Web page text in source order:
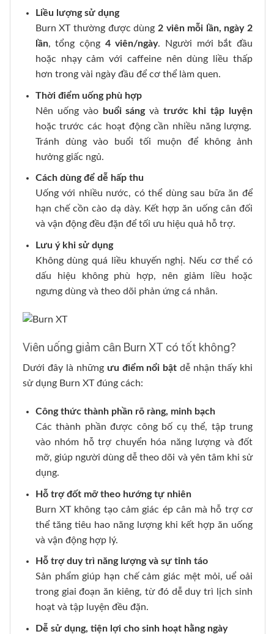
Liều lượng sử dụng
Burn XT thường được dùng 2 viên mỗi lần, ngày 2
lần, tổng cộng 4 viên/ngày. Người mới bắt đầu
hoặc nhạy cảm với caffeine nên dùng liều thấp
hơn trong vài ngày đầu để cơ thể làm quen.
Thời điểm uống phù hợp
Nên uống vào buổi sángvàtrước khi tập luyện
hoặc trước các hoạt động cần nhiều năng lượng.
Tránh dùng vào buổi tối muộn để không ảnh
hưởng giấc ngủ.
Cách dùng để dễ hấp thu
Uống với nhiều nước, có thể dùng sau bữa ăn để
hạn chế cồn cào dạ dày. Kết hợp ăn uống cân đối
và vận động đều đặn để tối ưu hiệu quả hỗ trợ.
Lưu ý khi sử dụng
Không dùng quá liều khuyến nghị. Nếu cơ thể có
dấu hiệu không phù hợp, nên giảm liều hoặc
ngưng dùng và theo dõi phản ứng cá nhân.
Viên uống giảm cân Burn XT có tốt không?
Dưới đây là những ưu điểm nổi bật dễ nhận thấy khi
sử dụng Burn XT đúng cách:
Công thức thành phần rõ ràng, minh bạch
Các thành phần được công bố cụ thể, tập trung
vào nhóm hỗ trợ chuyển hóa năng lượng và đốt
mỡ, giúp người dùng dễ theo dõi và yên tâm khi sử
dụng.
Hỗ trợ đốt mỡ theo hướng tự nhiên
Burn XT không tạo cảm giác ép cân mà hỗ trợ cơ
thể tăng tiêu hao năng lượng khi kết hợp ăn uống
và vận động hợp lý.
Hỗ trợ duy trì năng lượng và sự tỉnh táo
Sản phẩm giúp hạn chế cảm giác mệt mỏi, uể oải
trong giai đoạn ăn kiêng, từ đó dễ duy trì lịch sinh
hoạt và tập luyện đều đặn.
Dễ sử dụng, tiện lợi cho sinh hoạt hằng ngày